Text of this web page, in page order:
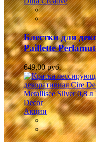
Блестки для
Paillette
649,00 руб.
Акции